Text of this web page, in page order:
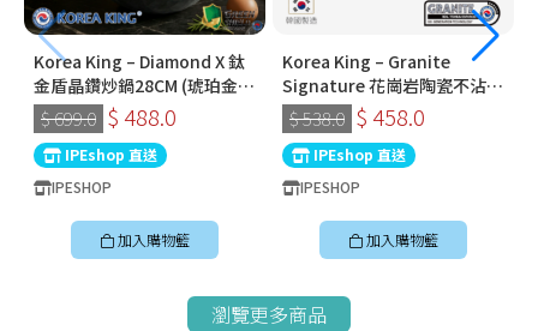
Korea King – Diamond X 鈦
金盾晶鑽炒鍋28CM (琥珀金) |
韓國製易潔鑊 (連蓋)
$ 699.0 $ 488.0
IPEshop 直送
IPESHOP
加入購物籃
Korea King – Granite
Signature 花崗岩陶瓷不沾鍋
〡32cm深炒鍋 〡經典炭黑色
〡韓國製易潔鑊
$ 538.0 $ 458.0
IPEshop 直送
IPESHOP
加入購物籃
瀏覽更多商品